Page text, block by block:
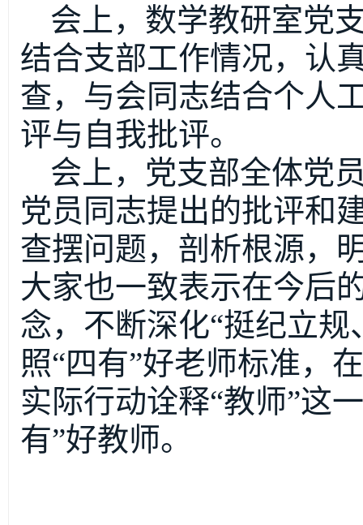
会上，数学教研室党
结合支部工作情况，认
查，与会同志结合个人
评与自我批评。
会上，党支部全体党
党员同志提出的批评和
查摆问题，剖析根源，
大家也一致表示在今后
念，不断深化“挺纪立
照“四有”好老师标准，
实际行动诠释“教师”这
有”好教师。